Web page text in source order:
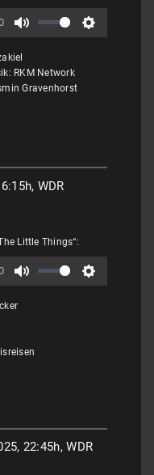
RKM Network
Gravenhorst
WDR
Little Things“:
22:45h, WDR